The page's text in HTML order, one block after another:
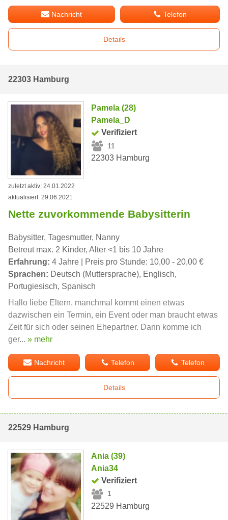
Nachricht Telefon
Details
22303 Hamburg
Pamela (28)
Pamela_D
Verifiziert
11
22303 Hamburg
zuletzt aktiv: 24.01.2022
aktualisiert: 29.06.2021
Nette zuvorkommende Babysitterin
Babysitter, Tagesmutter, Nanny
Betreut max. 2 Kinder, Alter <1 bis 10 Jahre
Erfahrung: 4 Jahre | Preis pro Stunde: 10,00 - 20,00 €
Sprachen: Deutsch (Muttersprache), Englisch,
Portugiesisch, Spanisch
Hallo liebe Eltern, manchmal kommt einen etwas
dazwischen ein Termin, ein Event oder man braucht etwas
Zeit für sich oder seinen Ehepartner. Dann komme ich
ger... » mehr
Nachricht Telefon Telefon
Details
22529 Hamburg
Ania (39)
Ania34
Verifiziert
1
22529 Hamburg